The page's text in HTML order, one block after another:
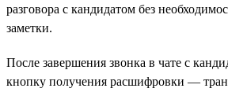
разговора с кандидатом без
заметки.
После завершения звонка в чате с
кнопку получения расшифровки —